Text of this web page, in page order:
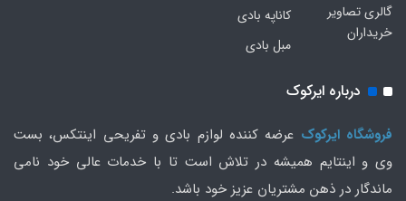
گالری تصاویر
خریداران
کاناپه بادی
مبل بادی
درباره ایرکوک
فروشگاه ایرکوک عرضه کننده لوازم بادی و تفریحی اینتکس، بست
وی و اینتایم همیشه در تلاش است تا با خدمات عالی خود نامی
ماندگار در ذهن مشتریان عزیز خود باشد.